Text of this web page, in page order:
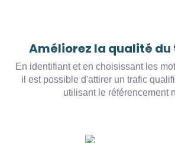
Améliorez la qualité
En identifiant et en choisissant les
il est possible d'attirer un trafic
utilisant le référencement